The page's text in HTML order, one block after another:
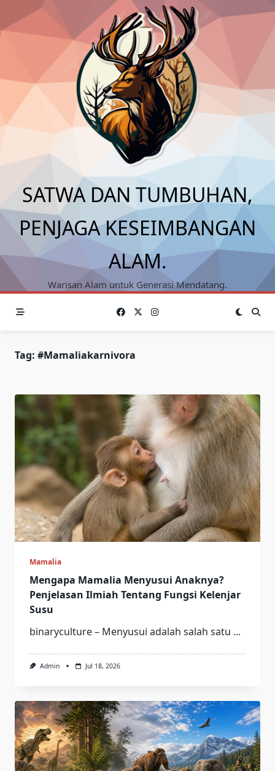
content
SATWA DAN TUMBUHAN,
PENJAGA KESEIMBANGAN
ALAM.
Warisan Alam untuk Generasi Mendatang.
Tag: #mamaliakarnivora
Mamalia
Mengapa Mamalia Menyusui Anaknya?
Penjelasan Ilmiah Tentang Fungsi Kelenjar
Susu
binaryculture – Menyusui adalah salah satu ...
Admin Jul 18, 2026